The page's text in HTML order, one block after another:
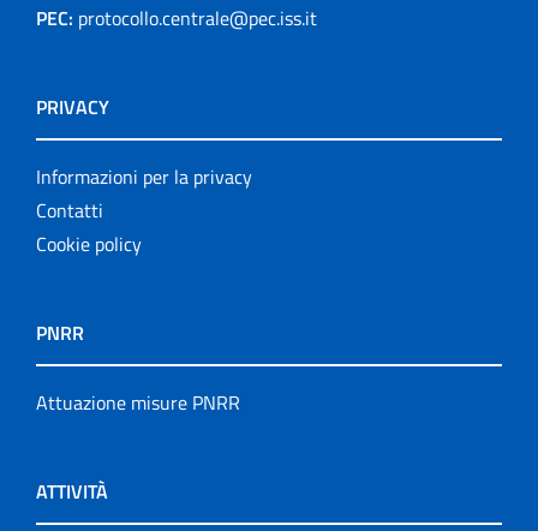
PEC: protocollo.centrale@pec.iss.it
PRIVACY
Informazioni per la privacy
Contatti
Cookie policy
PNRR
Attuazione misure PNRR
ATTIVITÀ